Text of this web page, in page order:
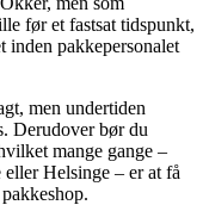
før et fastsat tidspunkt,
inden pakkepersonalet
men undertiden
Derudover bør du
mange gange –
Helsinge – er at få